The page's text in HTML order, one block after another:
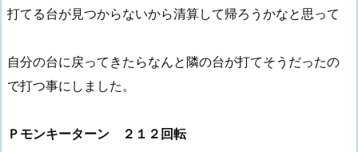
打てる台が見つからないから清算して帰ろうかなと思って
自分の台に戻ってきたらなんと隣の台が打てそうだったの
で打つ事にしました。
Ｐモンキーターン ２１２回転